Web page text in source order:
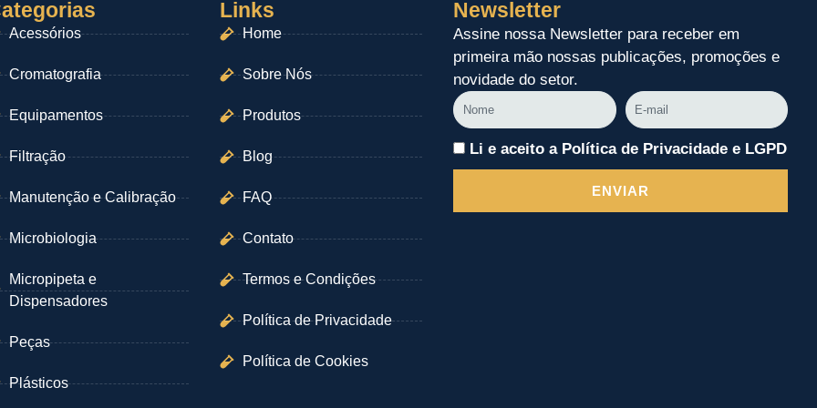
Acessórios
Cromatografia
Equipamentos
Filtração
Manutenção e Calibração
Microbiologia
Micropipeta e
Dispensadores
Peças
Plásticos
Links
Home
Sobre Nós
Produtos
Blog
FAQ
Contato
Termos e Condições
Política de Privacidade
Política de Cookies
Newsletter
Assine nossa Newsletter para receber em
primeira mão nossas publicações, promoções e
novidade do setor.
Nome
E-
mail
Li e aceito a Política de Privacidade e LGPD
ENVIAR